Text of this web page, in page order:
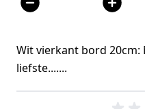
Aantal
Wit vierkant bord 20cm:
liefste.......